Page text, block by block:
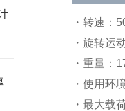
・转速：
・旋转运
・重量：
・使用环
・最大载